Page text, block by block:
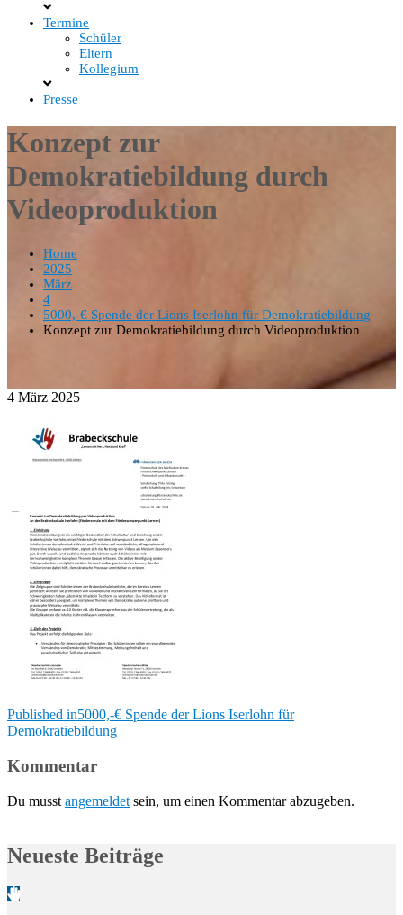
Termine
Schüler
Eltern
Kollegium
Presse
Konzept zur
Demokratiebildung durch
Videoproduktion
Home
2025
März
4
5000,-€ Spende der Lions Iserlohn für Demokratiebildung
Konzept zur Demokratiebildung durch Videoproduktion
4 März 2025
Beitragsnavigation
Published in5000,-€ Spende der Lions Iserlohn für
Demokratiebildung
Kommentar
Du musst angemeldet sein, um einen Kommentar abzugeben.
Neueste Beiträge